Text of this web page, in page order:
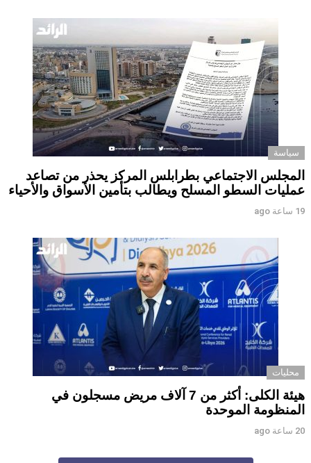
سياسة
المجلس الاجتماعي بطرابلس المركز يحذر من تصاعد
عمليات السطو المسلح ويطالب بتأمين الأسواق والأحياء
19 ساعة ago
محليات
هيئة الكلى: أكثر من 7 آلاف مريض مسجلون في
المنظومة الموحدة
20 ساعة ago